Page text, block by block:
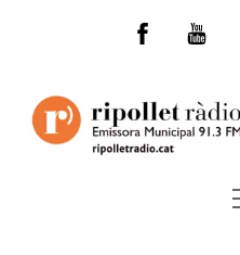
Facebook
You